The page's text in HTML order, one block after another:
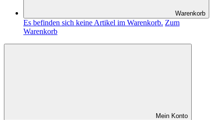
Warenkorb
Es befinden sich keine Artikel im Warenkorb. Zum
Warenkorb
Mein Konto